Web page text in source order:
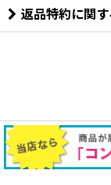
返品特約に関